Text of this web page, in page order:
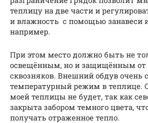
теплицу на две части и
и влажность с помощью занавеси
например.
При этом место должно быть не
освещённым, но и защищённым от
сквозняков. Внешний обдув очень
температурный режим в теплице.
моей теплицы не будет, так как
закрыта забором темного цвета,
получать отраженное тепло.